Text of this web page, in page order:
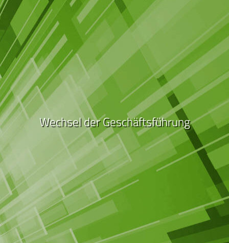
Wechsel der Geschäftsführung